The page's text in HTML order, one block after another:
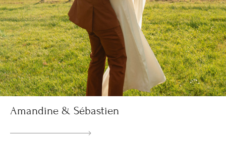
Amandine & Sébastien